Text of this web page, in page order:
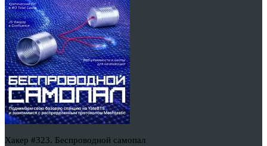
Хакер #323. Беспроводной самопал